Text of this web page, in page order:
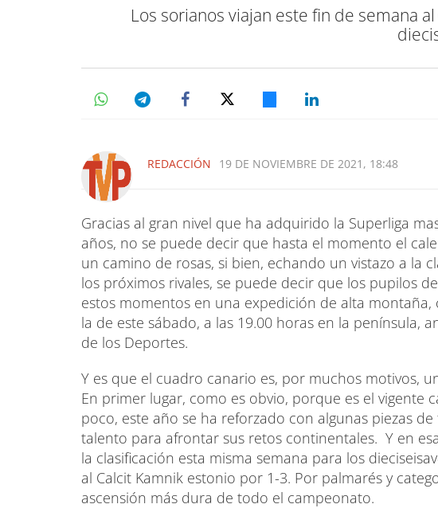
Los sorianos viajan este fin de semana
REDACCIÓN 19 DE NOVIEMBRE DE 2021, 18:48
Gracias al gran nivel que ha adquirido la Superliga
años, no se puede decir que hasta el momento el
un camino de rosas, si bien, echando un vistazo a la
los próximos rivales, se puede decir que los pupilos
estos momentos en una expedición de alta
la de este sábado, a las 19.00 horas en la península,
de los Deportes.
Y es que el cuadro canario es, por muchos motivos,
En primer lugar, como es obvio, porque es el vigente
poco, este año se ha reforzado con algunas piezas
talento para afrontar sus retos continentales. Y en
la clasificación esta misma semana para los
al Calcit Kamnik estonio por 1-3. Por palmarés y
ascensión más dura de todo el campeonato.